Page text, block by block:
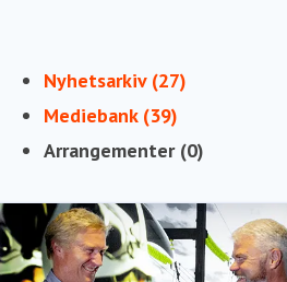
Nyhetsarkiv (27)
Mediebank (39)
Arrangementer (0)